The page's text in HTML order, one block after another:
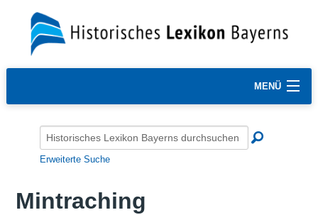
MENÜ
Erweiterte Suche
Mintraching